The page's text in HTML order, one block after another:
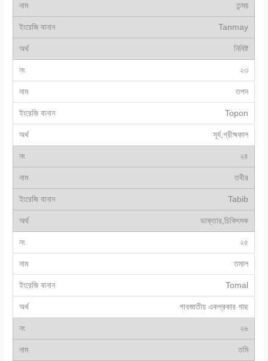
তন্ময়
Tanmay
নিবিষ্ট
২৩
তপন
Topon
সূর্য,গ্রীষ্মকাল
২৪
তবীর
Tabib
ডাক্তার,চিকিৎসক
২৫
তমাল
Tomal
গাবজাতীয় একপ্রকার গাছ
২৬
তমি